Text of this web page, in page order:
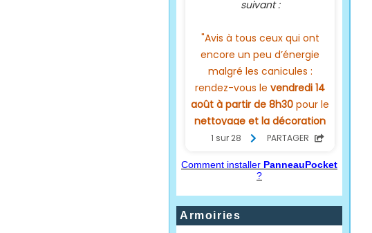
Comment installer PanneauPocket
?
Armoiries